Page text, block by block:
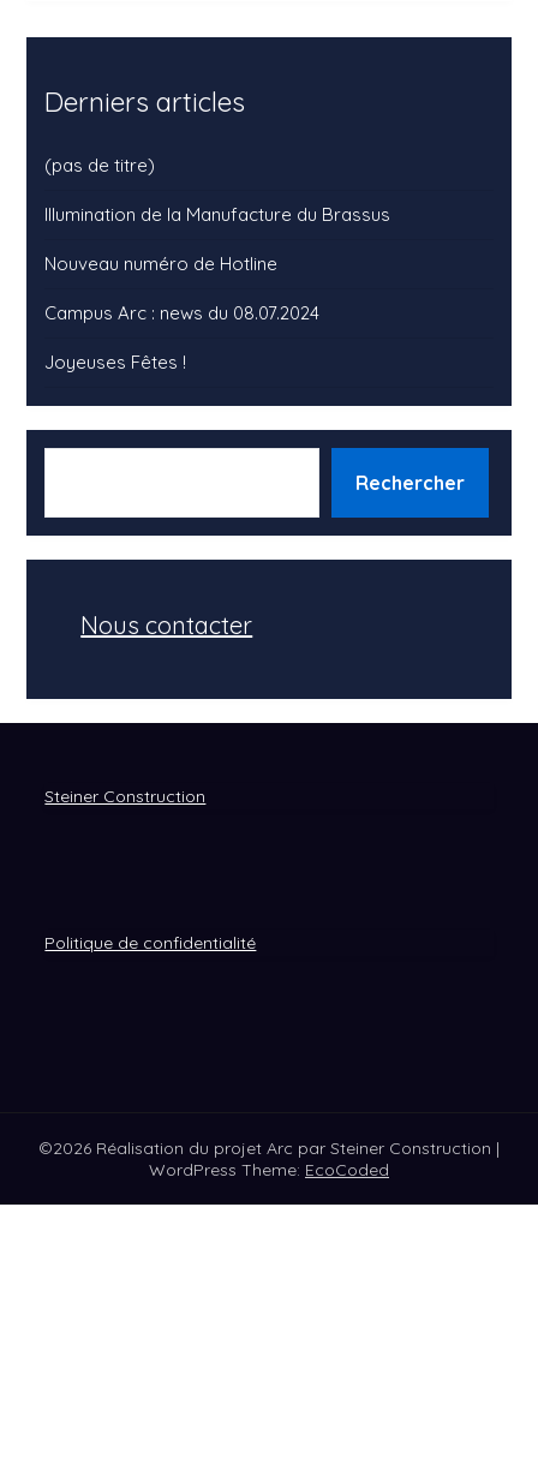
Derniers articles
(pas de titre)
Illumination de la Manufacture du Brassus
Nouveau numéro de Hotline
Campus Arc : news du 08.07.2024
Joyeuses Fêtes !
Rechercher
Nous contacter
Steiner Construction
Politique de confidentialité
©2026 Réalisation du projet Arc par Steiner Construction |
WordPress Theme: EcoCoded